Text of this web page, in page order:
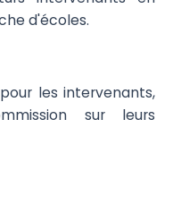
d'écoles.
les intervenants,
sur leurs